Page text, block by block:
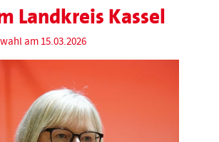
Landkreis Kassel
am 15.03.2026